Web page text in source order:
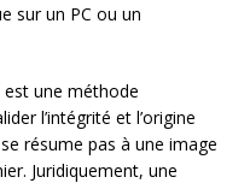
sur un PC ou un
est une méthode
l’intégrité et l’origine
résume pas à une image
Juridiquement, une